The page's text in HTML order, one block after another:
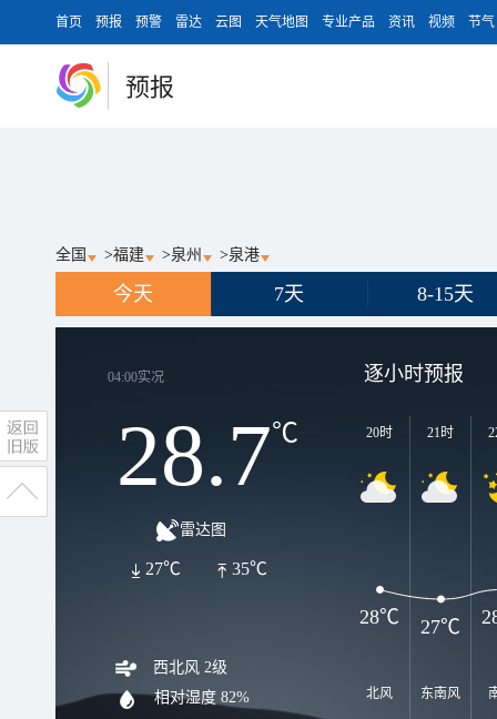
首页 预报 预警 雷达 云图 天气地图 专业产品 资讯 视频 节气
预报
全国 >福建 >泉州 >泉港
今天 7天 8-15天
04:00实况
28.7℃
雷达图
35℃
27℃
西北风 2级
相对湿度 82%
逐小时预报
20时
北风
21时
东南风
28℃ 27℃